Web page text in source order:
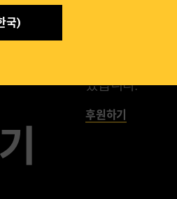
많은 사람들이
있습니다. 그
있습니다.
후원하기
국)​